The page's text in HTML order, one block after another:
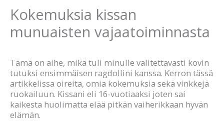
Kokemuksia kissan
munuaisten vajaatoiminnasta
Tämä on aihe, mikä tuli minulle valitettavasti kovin
tutuksi ensimmäisen ragdollini kanssa. Kerron tässä
artikkelissa oireita, omia kokemuksia sekä vinkkejä
ruokailuun. Kissani eli 16-vuotiaaksi joten sai
kaikesta huolimatta elää pitkän vaiherikkaan hyvän
elämän.